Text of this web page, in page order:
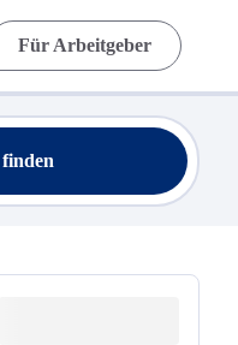
Für Arbeitgeber